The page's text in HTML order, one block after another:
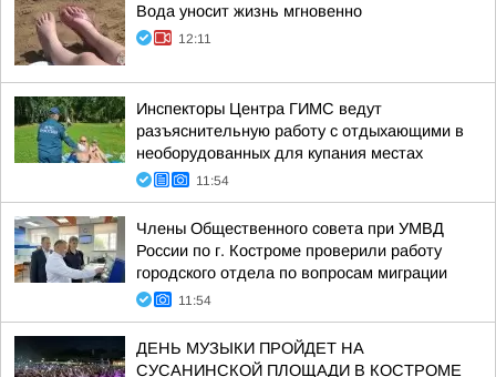
Вода уносит жизнь мгновенно
12:11
Инспекторы Центра ГИМС ведут
разъяснительную работу с отдыхающими в
необорудованных для купания местах
11:54
Члены Общественного совета при УМВД
России по г. Костроме проверили работу
городского отдела по вопросам миграции
11:54
ДЕНЬ МУЗЫКИ ПРОЙДЕТ НА
СУСАНИНСКОЙ ПЛОЩАДИ В КОСТРОМЕ